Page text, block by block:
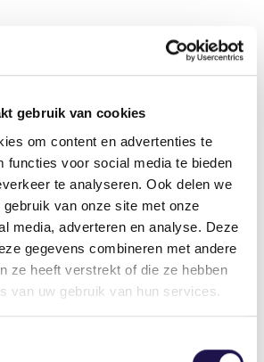
gebruik van cookies
om content en advertenties te
functies voor social media te bieden
te analyseren. Ook delen we
van onze site met onze
media, adverteren en analyse. Deze
gegevens combineren met andere
ze heeft verstrekt of die ze hebben
van uw gebruik van hun services.
artikelen